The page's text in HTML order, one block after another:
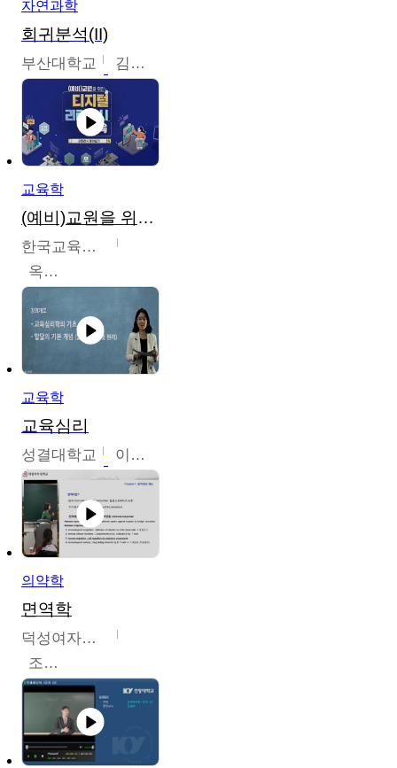
자연과학
회귀분석(II)
부산대학교 김충락
교육학
(예비)교원을 위한 디지털 리터러시 교육
한국교육학술정보원
옥현진
교육학
교육심리
성결대학교 이수경
의약학
면역학
덕성여자대학교
조효선